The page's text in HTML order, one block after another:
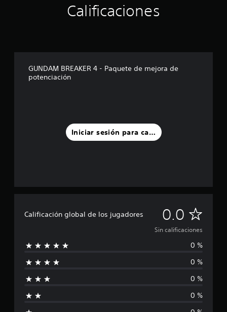
Calificaciones
GUNDAM BREAKER 4 - Paquete de mejora de
potenciación
Iniciar sesión para calificar
Calificación global de los jugadores 0.0 S
i
n
c
a
Sin calificaciones
0 %
0 %
0 %
0 %